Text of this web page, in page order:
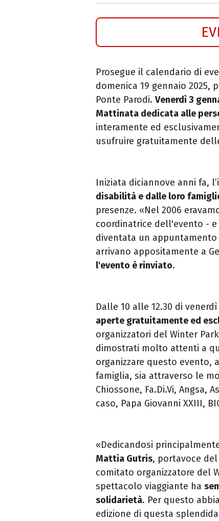
Prosegue il calendario di
domenica 19 gennaio 2025,
Ponte Parodi. Venerdì 3
Mattinata dedicata alle
interamente ed
usufruire gratuitamente
Iniziata diciannove anni fa,
disabilità e dalle loro
presenze. «Nel 2006
coordinatrice dell'evento - e
diventata un appuntamento
arrivano appositamente a
l'evento è rinviato.
Dalle 10 alle 12.30 di
aperte gratuitamente ed
organizzatori del Winter
dimostrati molto attenti a
organizzare questo evento,
famiglia, sia attraverso le
Chiossone, Fa.Di.Vi, Angsa,
caso, Papa Giovanni XXIII,
«Dedicandosi
Mattia Gutris, portavoce
comitato organizzatore del
spettacolo viaggiante ha
solidarietà. Per questo
edizione di questa